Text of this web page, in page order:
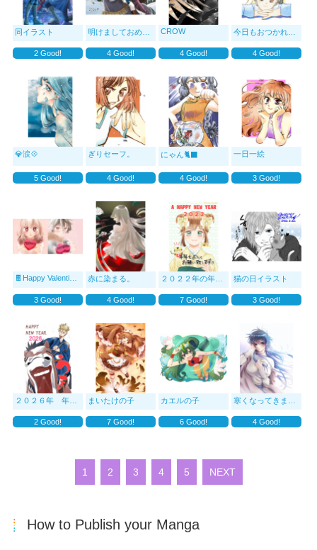
同イラスト
2Good!
明けましておめでとうございます
4Good!
CROW
4Good!
今日もおつかれさまで
4Good!
💎涙💠
5Good!
ぎりセーフ。
4Good!
にゃん🐈‍⬛
4Good!
一日一絵
3Good!
🍫Happy Valentine🍫
3Good!
赤に染まる。
4Good!
２０２２年の年賀状イラスト♪
7Good!
猫の日イラスト
3Good!
２０２６年 年賀イラスト
2Good!
まいたけの子
7Good!
カエルの子
6Good!
寒くなってきましたね
4Good!
1 2 3 4 5 NEXT
How to Publish your Manga